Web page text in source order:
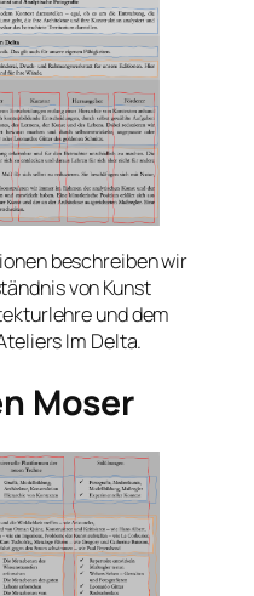
beschreiben wir
von Kunst
und dem
Im Delta.
Moser